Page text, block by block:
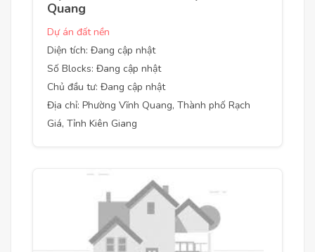
Quang
Dự án đất nền
Diện tích: Đang cập nhật
Số Blocks: Đang cập nhật
Chủ đầu tư: Đang cập nhật
Địa chỉ: Phường Vĩnh Quang, Thành phố Rạch
Giá, Tỉnh Kiên Giang